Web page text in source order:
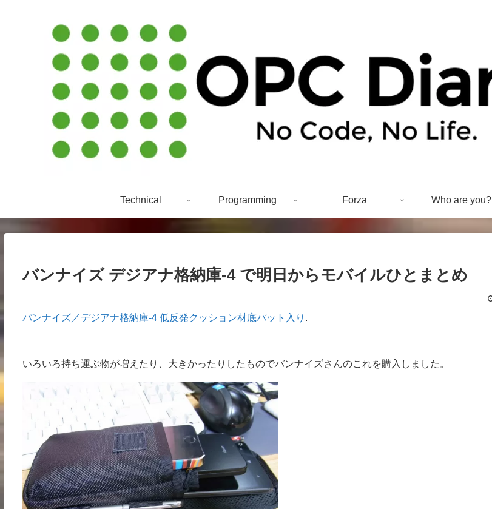
Technical Programming Forza Who are you?
バンナイズ デジアナ格納庫-4 で明日からモバイルひとまとめ
バンナイズ／デジアナ格納庫-4 低反発クッション材底パット入り .
いろいろ持ち運ぶ物が増えたり、大きかったりしたものでバンナイズさんのこれを購入しました。